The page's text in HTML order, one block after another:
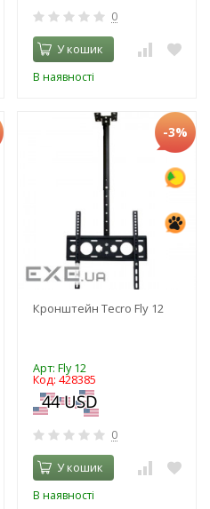
0
У кошик
В наявності
-3%
Кронштейн Tecro Fly 12
Арт: Fly 12
Код: 428385
0
У кошик
В наявності